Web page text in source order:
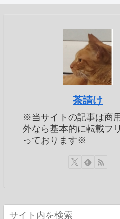
茶請け
※当サイトの記事は商
外なら基本的に転載フ
っております※